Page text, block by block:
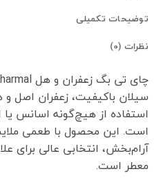
توضیحات تکمیلی
نظرات (0)
سیلان باکیفیت، زعفران
استفاده از هیچ‌گونه اسانس
است. این محصول با طعمی
آرام‌بخش، انتخابی عالی برای
معطر است.